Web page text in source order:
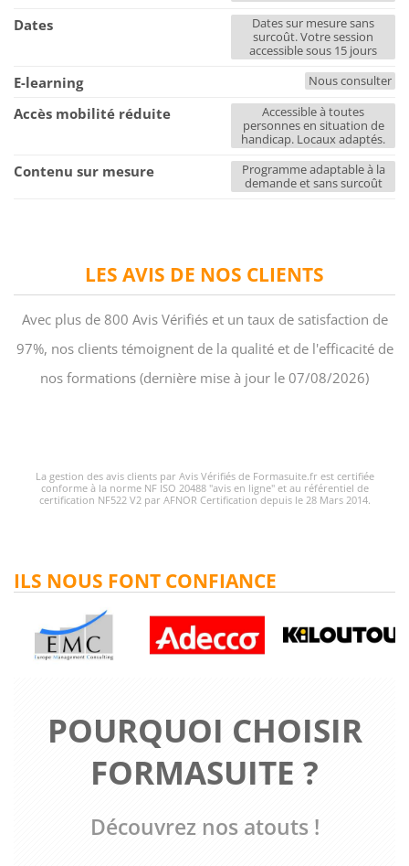
LES AVIS DE NOS CLIENTS
Avec plus de 800 Avis Vérifiés et un taux de satisfaction de
97%, nos clients témoignent de la qualité et de l'efficacité de
nos formations (dernière mise à jour le 07/08/2026)
La gestion des avis clients par Avis Vérifiés de Formasuite.fr est certifiée
conforme à la norme NF ISO 20488 "avis en ligne" et au référentiel de
certification NF522 V2 par AFNOR Certification depuis le 28 Mars 2014.
POURQUOI CHOISIR
FORMASUITE ?
Découvrez nos atouts !
ILS NOUS FONT CONFIANCE
Dates
Dates sur mesure sans
surcoût. Votre session
accessible sous 15 jours
E-learning Nous consulter
Accès mobilité réduite
Accessible à toutes
personnes en situation de
handicap. Locaux adaptés.
Contenu sur mesure
Programme adaptable à la
demande et sans surcoût